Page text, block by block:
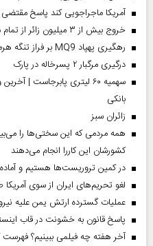
آمریکا ماجراجویی کند پاسخ
خروج بیش از ۳ میلیون زائر از تمام مرز‌های کشور
رهگیری پهپاد MQ9 بر فراز تنگه هرمز
درگیری مرگبار ۲ پسرخاله در پارک
سهمیه ۶۰ لیتری پابرجاست
بانکی
‌زائران سبز
همه مردمی که این سختی‌ها را
کشورشان این کاررا انجام می‌دهند
در کمین تروریست‌ها هستیم و
لغو تحریم‌های ایران از سوی
عملیات گسترده ارتش یمن علیه
پاسخ قانون به خشونت در قاب
آخر هفته چه فیلمی ببینیم؟